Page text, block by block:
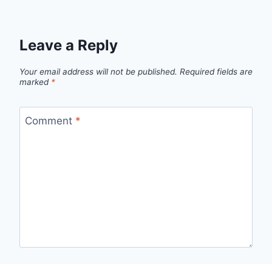
Leave a Reply
Your email address will not be published. Required fields are
marked *
Comment *